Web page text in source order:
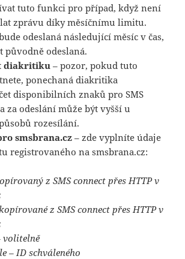
tuto funkci pro případ, když není
zprávu díky měsíčnímu limitu.
odeslaná následující měsíc v čas,
původně odeslaná.
diakritiku – pozor, pokud tuto
ponechaná diakritika
disponibilních znaků pro SMS
za odeslání může být vyšší u
rozesílání.
smsbrana.cz– zde vyplníte údaje
registrovaného na smsbrana.cz:
z SMS connect přes HTTP v
z SMS connect přes HTTP v
volitelně
– ID schváleného